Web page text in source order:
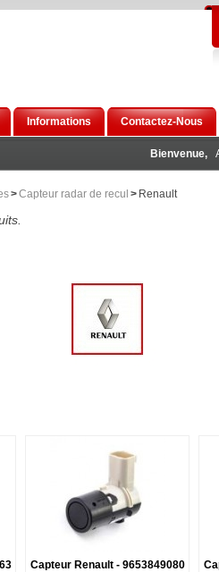
Informations Contactez-Nous
Bienvenue,
>Capteur radar de recul > Renault
Capteur Renault - 9653849080